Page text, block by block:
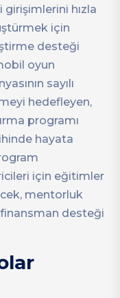
hızla
için
desteği
oyun
sayılı
hedefleyen,
programı
hayata
için eğitimler
mentorluk
desteği